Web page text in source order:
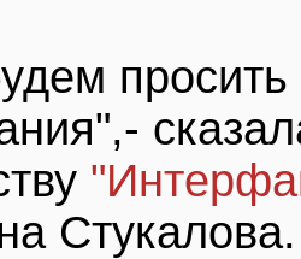
просить
Стукалова.